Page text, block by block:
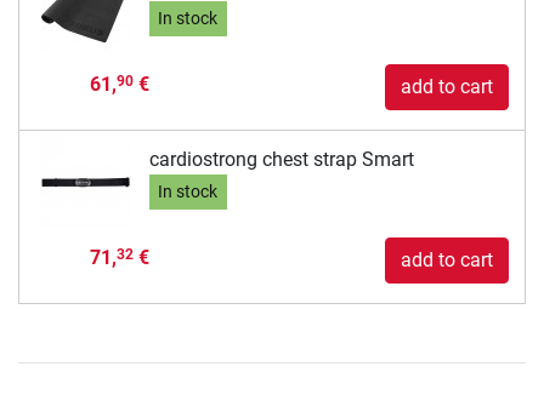
In stock
61,90€ add to cart
cardiostrong chest strap Smart
In stock
71,32€ add to cart